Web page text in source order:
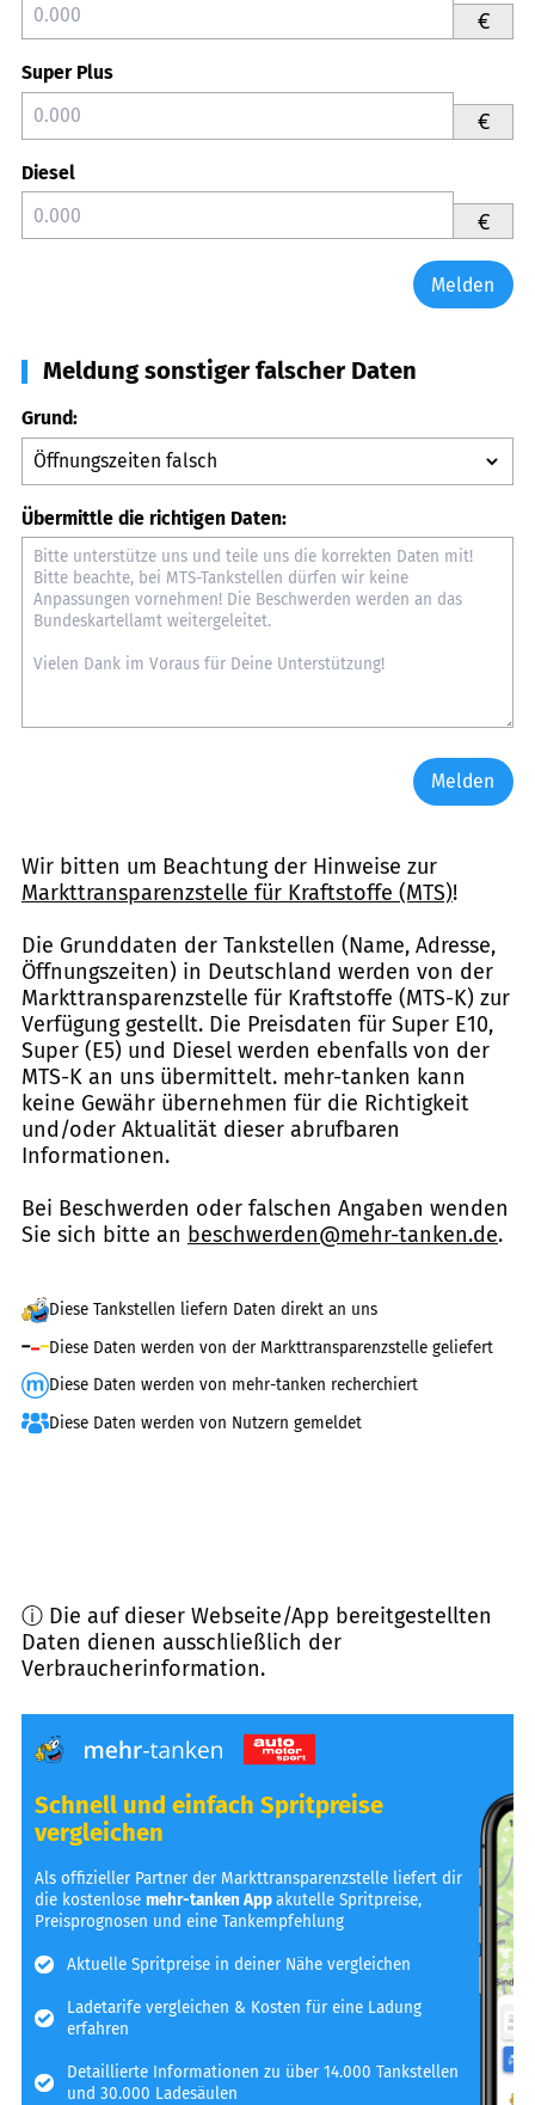
€
Super Plus
€
Diesel
€
Melden
Meldung sonstiger falscher Daten
Grund:
Übermittle die richtigen Daten:
Melden
Wir bitten um Beachtung der Hinweise zur
Markttransparenzstelle für Kraftstoffe (MTS)!
Die Grunddaten der Tankstellen (Name, Adresse,
Öffnungszeiten) in Deutschland werden von der
Markttransparenzstelle für Kraftstoffe (MTS-K) zur
Verfügung gestellt. Die Preisdaten für Super E10,
Super (E5) und Diesel werden ebenfalls von der
MTS-K an uns übermittelt. mehr-tanken kann
keine Gewähr übernehmen für die Richtigkeit
und/oder Aktualität dieser abrufbaren
Informationen.
Bei Beschwerden oder falschen Angaben wenden
Sie sich bitte an beschwerden@mehr-tanken.de.
Diese Tankstellen liefern Daten direkt an uns
Diese Daten werden von der Markttransparenzstelle geliefert
Diese Daten werden von mehr-tanken recherchiert
Diese Daten werden von Nutzern gemeldet
ⓘ Die auf dieser Webseite/App bereitgestellten
Daten dienen ausschließlich der
Verbraucherinformation.
Schnell und einfach Spritpreise
vergleichen
Als offizieller Partner der Markttransparenzstelle liefert dir
die kostenlosemehr-tanken Appakutelle Spritpreise,
Preisprognosen und eine Tankempfehlung
Aktuelle Spritpreise in deiner Nähe vergleichen
Ladetarife vergleichen & Kosten für eine Ladung
erfahren
Detaillierte Informationen zu über 14.000 Tankstellen
und 30.000 Ladesäulen